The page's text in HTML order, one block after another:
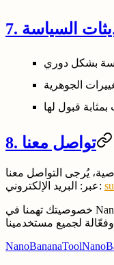
السياسة
بشكل دوري
الجوهرية
بمثابة قبول لها
8. تواصل معنا
يُرجى التواصل معنا
عبر: البريد الإلكتروني:
خصوصيتك تهمنا في NanoBananaTool. نحن ملتزمون بحماية
NanoBananaTool